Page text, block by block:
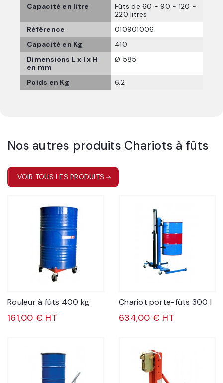
Capacité en litre
Fûts de 60 - 90 - 120 -
220 litres
Référence
010901006
Capacité en Kg
410
Dimensions L x l x H
en mm
Ø 585
Poids en Kg 6.2
Nos autres produits Chariots à fûts
VOIR TOUS LES PRODUITS
Rouleur à fûts 400 kg
161,00 € HT
Chariot porte-fûts 300 l
634,00 € HT